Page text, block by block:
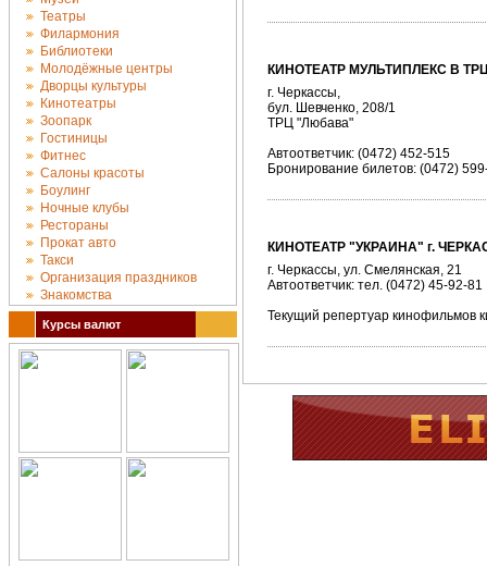
Театры
Филармония
Библиотеки
Молодёжные центры
Дворцы культуры
Кинотеатры
Зоопарк
Гостиницы
Фитнес
Салоны красоты
Боулинг
Ночные клубы
Рестораны
Прокат авто
Такси
Организация праздников
Знакомства
Курсы валют
КИНОТЕАТР МУЛЬТИПЛЕКС В
г. Черкассы,
бул. Шевченко, 208/1
ТРЦ "Любава"
Автоответчик: (0472) 452-515
Бронирование билетов: (0472)
КИНОТЕАТР "УКРАИНА" г.
г. Черкассы, ул. Смелянская, 21
Автоответчик: тел. (0472) 45-92-81
Текущий репертуар кинофильмов